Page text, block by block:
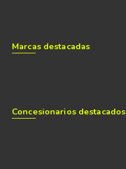
Marcas destacadas
Concesionarios destacados